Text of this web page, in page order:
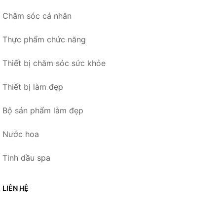
Chăm sóc cá nhân
Thực phẩm chức năng
Thiết bị chăm sóc sức khỏe
Thiết bị làm đẹp
Bộ sản phẩm làm đẹp
Nước hoa
Tinh dầu spa
LIÊN HỆ